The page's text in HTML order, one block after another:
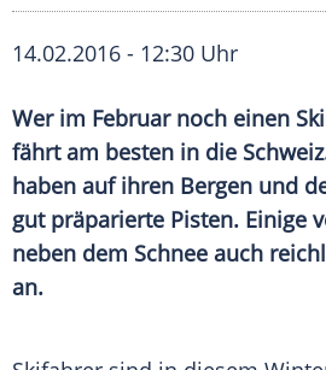
14.02.2016 - 12:30 Uhr
Wer im Februar noch einen
fährt am besten in die
haben auf ihren Bergen und
gut präparierte Pisten. Einige
neben dem Schnee auch
an.